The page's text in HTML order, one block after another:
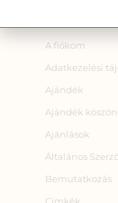
A fiókom
Adatkezelési
Ajándék
Ajándék
Ajánlások
Általános
Bemutatkozás